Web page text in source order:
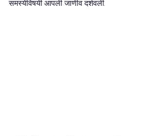
समस्येविषयी आपली जाणीव दर्शवली.